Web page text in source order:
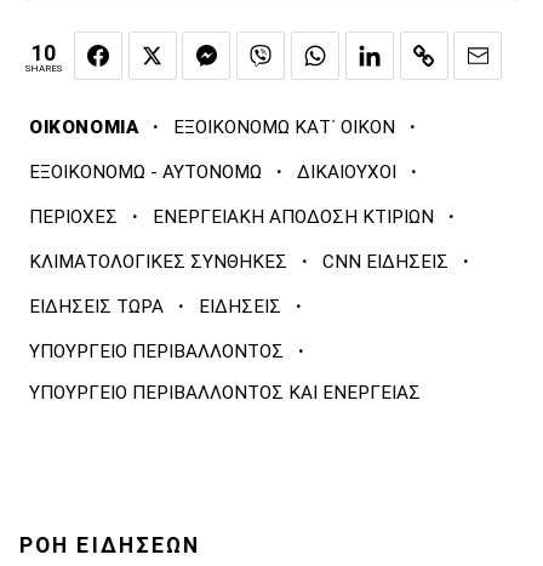
10
SHARES
ΟΙΚΟΝΟΜΙΑ · ΕΞΟΙΚΟΝΟΜΩ ΚΑΤ΄ ΟΙΚΟΝ ·
ΕΞΟΙΚΟΝΟΜΩ - ΑΥΤΟΝΟΜΩ · ΔΙΚΑΙΟΥΧΟΙ ·
ΠΕΡΙΟΧΕΣ · ΕΝΕΡΓΕΙΑΚΗ ΑΠΟΔΟΣΗ ΚΤΙΡΙΩΝ ·
ΚΛΙΜΑΤΟΛΟΓΙΚΕΣ ΣΥΝΘΗΚΕΣ · CNN ΕΙΔΗΣΕΙΣ ·
ΕΙΔΗΣΕΙΣ ΤΩΡΑ · ΕΙΔΗΣΕΙΣ ·
ΥΠΟΥΡΓΕΙΟ ΠΕΡΙΒΑΛΛΟΝΤΟΣ ·
ΥΠΟΥΡΓΕΙΟ ΠΕΡΙΒΑΛΛΟΝΤΟΣ ΚΑΙ ΕΝΕΡΓΕΙΑΣ
ΡΟΗ ΕΙΔΗΣΕΩΝ